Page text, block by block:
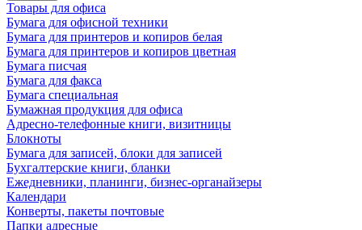
Товары для офиса
Бумага для офисной техники
Бумага для принтеров и копиров белая
Бумага для принтеров и копиров цветная
Бумага писчая
Бумага для факса
Бумага специальная
Бумажная продукция для офиса
Адресно-телефонные книги, визитницы
Блокноты
Бумага для записей, блоки для записей
Бухгалтерские книги, бланки
Ежедневники, планинги, бизнес-органайзеры
Календари
Конверты, пакеты почтовые
Папки адресные